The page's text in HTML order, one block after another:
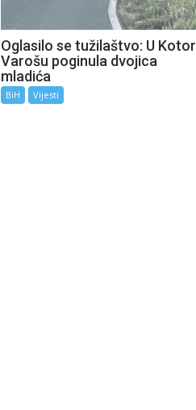
Oglasilo se tužilaštvo: U Kotor
Varošu poginula dvojica
mladića
BiH Vijesti